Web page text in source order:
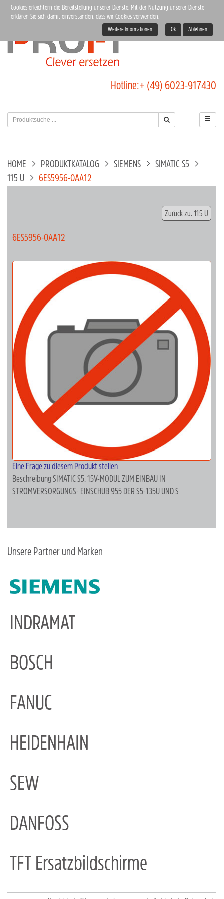
Hotline:+ (49) 6023-917430
HOME PRODUKTKATALOG SIEMENS
SIMATIC S5
115 U
6ES5956-0AA12
Zurück zu: 115 U
6ES5956-0AA12
Eine Frage zu diesem Produkt stellen
BeschreibungSIMATIC S5, 15V-MODUL ZUM EINBAU IN
STROMVERSORGUNGS- EINSCHUB 955 DER S5-135U UND S
Unsere Partner und Marken
INDRAMAT
BOSCH
FANUC
HEIDENHAIN
SEW
DANFOSS
TFT Ersatzbildschirme
Cookies erleichtern die Bereitstellung unserer Dienste. Mit der Nutzung unserer Dienste
erklären Sie sich damit einverstanden, dass wir Cookies verwenden.
Weitere Informationen Ok Ablehnen